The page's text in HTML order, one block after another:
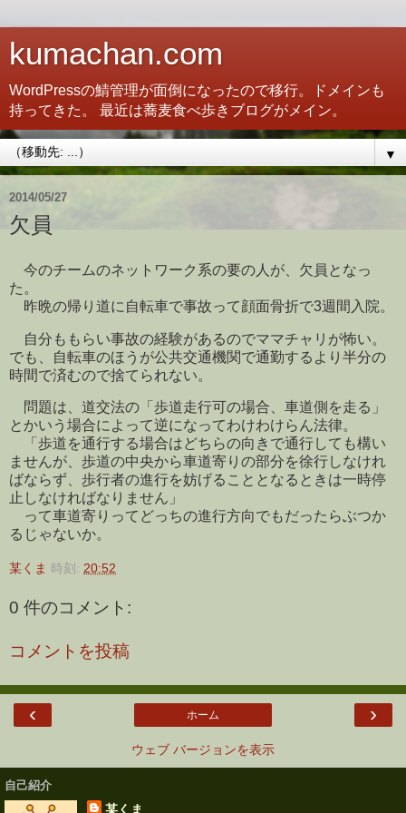
kumachan.com
WordPressの鯖管理が面倒になったので移行。ドメインも
持ってきた。 最近は蕎麦食べ歩きブログがメイン。
▼
2014/05/27
欠員
今のチームのネットワーク系の要の人が、欠員となっ
た。
昨晩の帰り道に自転車で事故って顔面骨折で3週間入院。
自分ももらい事故の経験があるのでママチャリが怖い。
でも、自転車のほうが公共交通機関で通勤するより半分の
時間で済むので捨てられない。
問題は、道交法の「歩道走行可の場合、車道側を走る」
とかいう場合によって逆になってわけわけらん法律。
「歩道を通行する場合はどちらの向きで通行しても構い
ませんが、歩道の中央から車道寄りの部分を徐行しなけれ
ばならず、歩行者の進行を妨げることとなるときは一時停
止しなければなりません」
って車道寄りってどっちの進行方向でもだったらぶつか
るじゃないか。
某くま 時刻: 20:52
0 件のコメント:
コメントを投稿
‹ ›
ホーム
ウェブ バージョンを表示
自己紹介
某くま